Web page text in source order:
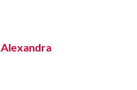
Alexandra